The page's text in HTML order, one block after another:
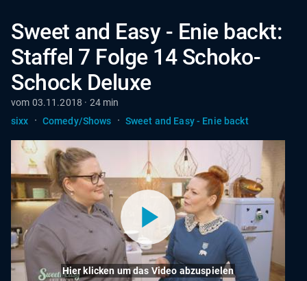
Sweet and Easy - Enie backt:
Staffel 7 Folge 14 Schoko-
Schock Deluxe
vom 03.11.2018 · 24 min
sixx
· Comedy/Shows · Sweet and Easy - Enie backt
Hier klicken um das Video abzuspielen